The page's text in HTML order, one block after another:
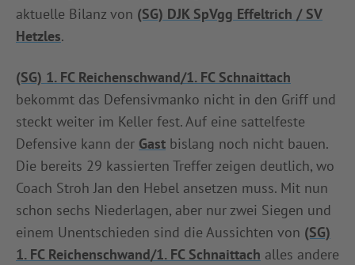
aktuelle Bilanz von (SG) DJK SpVgg Effeltrich / SV
Hetzles.
(SG) 1. FC Reichenschwand/1. FC Schnaittach
bekommt das Defensivmanko nicht in den Griff und
steckt weiter im Keller fest. Auf eine sattelfeste
Defensive kann der Gast bislang noch nicht bauen.
Die bereits 29 kassierten Treffer zeigen deutlich, wo
Coach Stroh Jan den Hebel ansetzen muss. Mit nun
schon sechs Niederlagen, aber nur zwei Siegen und
einem Unentschieden sind die Aussichten von (SG)
1. FC Reichenschwand/1. FC Schnaittach alles andere